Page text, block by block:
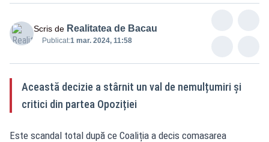
Scris de Realitatea de Bacau
Publicat:1 mar. 2024, 11:58
Această decizie a stârnit un val de nemulțumiri și
critici din partea Opoziției
Este scandal total după ce Coaliția a decis comasarea